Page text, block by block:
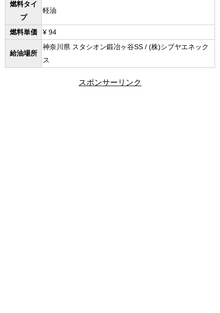
燃料タイ
プ
軽油
燃料単価 ¥ 94
給油場所
神奈川県 スタシオン鍛冶ヶ谷SS / (株)シブヤエネック
ス
スポンサーリンク